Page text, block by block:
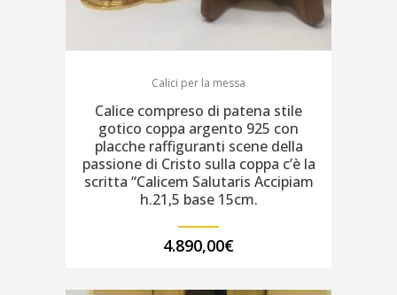
Calici per la messa
Calice compreso di patena stile
gotico coppa argento 925 con
placche raffiguranti scene della
passione di Cristo sulla coppa c’è la
scritta “Calicem Salutaris Accipiam
h.21,5 base 15cm.
4.890,00€